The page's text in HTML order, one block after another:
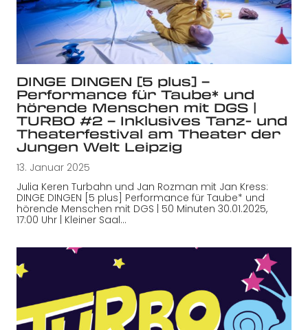
DINGE DINGEN [5 plus] –
Performance für Taube* und
hörende Menschen mit DGS |
TURBO #2 – Inklusives Tanz- und
Theaterfestival am Theater der
Jungen Welt Leipzig
13. Januar 2025
Julia Keren Turbahn und Jan Rozman mit Jan Kress:
DINGE DINGEN [5 plus] Performance für Taube* und
hörende Menschen mit DGS | 50 Minuten 30.01.2025,
17:00 Uhr | Kleiner Saal…